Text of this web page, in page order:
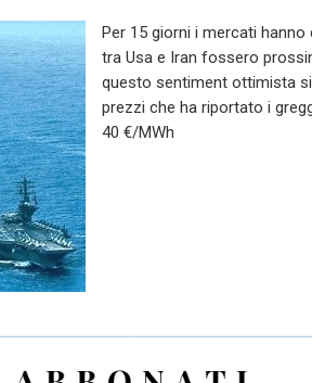
Per 15 giorni i mercati
tra Usa e Iran fossero
questo sentiment ottimista
prezzi che ha riportato i
40 €/MWh